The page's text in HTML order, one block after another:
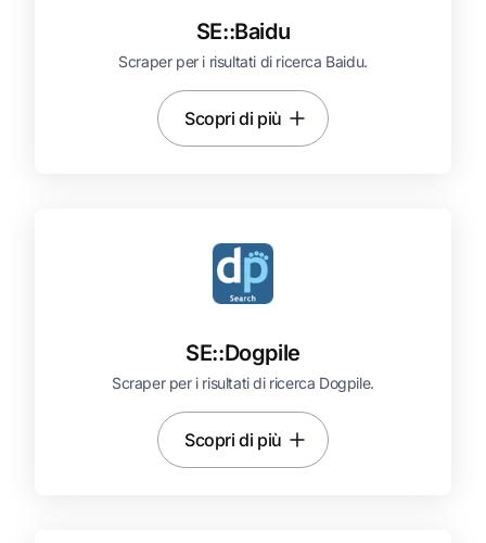
SE::Baidu
Scraper per i risultati di ricerca Baidu.
Scopri di più
SE::Dogpile
Scraper per i risultati di ricerca Dogpile.
Scopri di più